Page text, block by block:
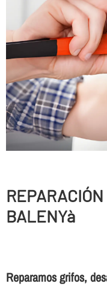
BALENYà
Reparamos grifos,